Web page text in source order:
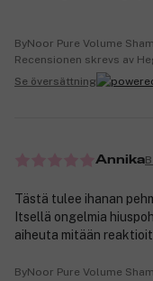
ByNoor Pure Volume
Recensionen skrevs av
Se översättning
Annika
Tästä tulee ihanan
Itsellä ongelmia
aiheuta mitään
ByNoor Pure Volume